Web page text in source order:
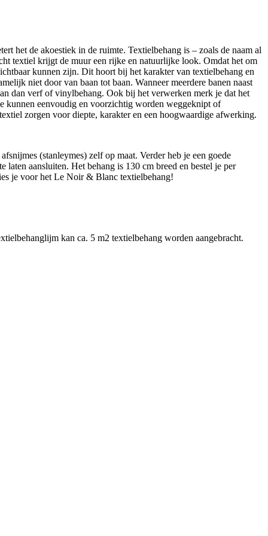
het de akoestiek in de ruimte. Textielbehang is – zoals de naam al
textiel krijgt de muur een rijke en natuurlijke look. Omdat het om
kunnen zijn. Dit hoort bij het karakter van textielbehang en
niet door van baan tot baan. Wanneer meerdere banen naast
dan verf of vinylbehang. Ook bij het verwerken merk je dat het
kunnen eenvoudig en voorzichtig worden weggeknipt of
zorgen voor diepte, karakter en een hoogwaardige afwerking.
(stanleymes) zelf op maat. Verder heb je een goede
aansluiten. Het behang is 130 cm breed en bestel je per
je voor het Le Noir & Blanc textielbehang!
kan ca. 5 m2 textielbehang worden aangebracht.